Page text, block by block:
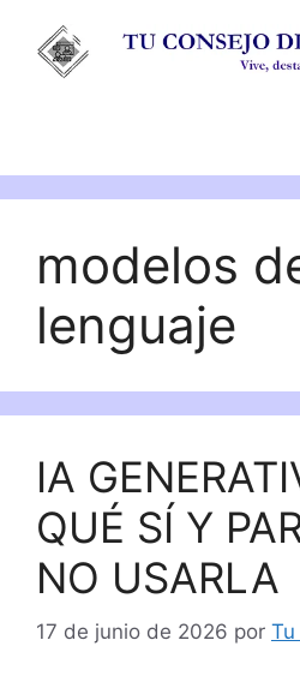
contenido
modelos
lenguaje
IA
QUÉ SÍ Y
NO USARLA
17 de junio de 2026 por